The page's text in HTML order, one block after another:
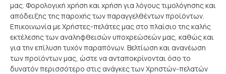
μας. Φορολογική χρήση και χρήση για λόγους τιμολόγησης και
απόδειξης της παροχής των παραγγελθέντων προϊόντων.
Επικοινωνία με Χρήστες-πελάτες μας στο πλαίσιο της καλής
εκτέλεσης των αναληφθεισών υποχρεώσεών μας, καθώς και
για την επίλυση τυχόν παραπόνων. Βελτίωση και ανανέωση
των προϊόντων μας, ώστε να ανταποκρίνονται όσο το
δυνατόν περισσότερο στις ανάγκες των Χρηστών-πελατών